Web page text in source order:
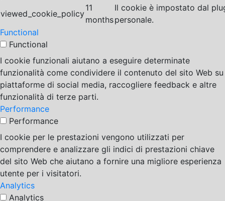
viewed_cookie_policy
11
months
Il cookie è impostato dal
personale.
Functional
Functional
I cookie funzionali aiutano a eseguire determinate
funzionalità come condividere il contenuto del sito Web su
piattaforme di social media, raccogliere feedback e altre
funzionalità di terze parti.
Performance
Performance
I cookie per le prestazioni vengono utilizzati per
comprendere e analizzare gli indici di prestazioni chiave
del sito Web che aiutano a fornire una migliore esperienza
utente per i visitatori.
Analytics
Analytics